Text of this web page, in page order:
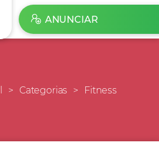
ANUNCIAR
Categorias Fitness